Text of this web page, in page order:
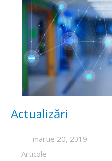
Actualizări
martie 20, 2019
Articole